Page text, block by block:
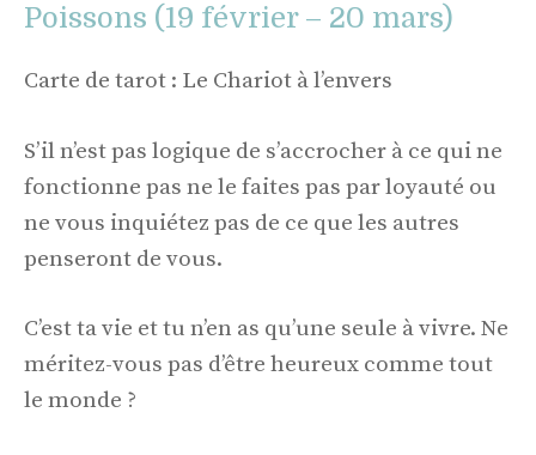
Poissons (19 février – 20 mars)
Carte de tarot : Le Chariot à l’envers
S’il n’est pas logique de s’accrocher à ce qui ne
fonctionne pas ne le faites pas par loyauté ou
ne vous inquiétez pas de ce que les autres
penseront de vous.
C’est ta vie et tu n’en as qu’une seule à vivre. Ne
méritez-vous pas d’être heureux comme tout
le monde ?